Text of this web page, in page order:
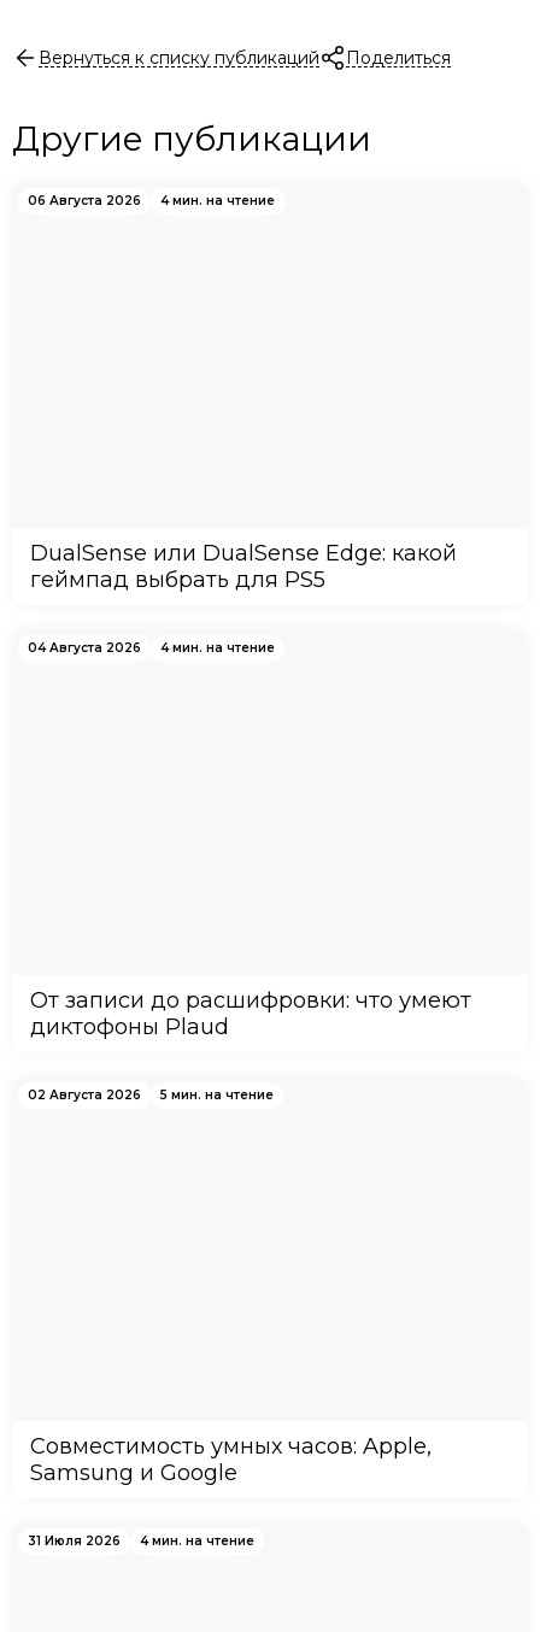
Вернуться к списку публикаций Поделиться
Другие публикации
06 Августа 2026 4 мин. на чтение
DualSense или DualSense Edge: какой
геймпад выбрать для PS5
04 Августа 2026 4 мин. на чтение
От записи до расшифровки: что умеют
диктофоны Plaud
02 Августа 2026 5 мин. на чтение
Совместимость умных часов: Apple,
Samsung и Google
31 Июля 2026 4 мин. на чтение